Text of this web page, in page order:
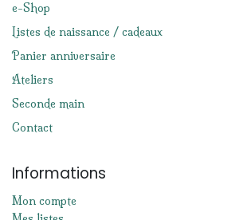
e-Shop
Listes de naissance / cadeaux
Panier anniversaire
Ateliers
Seconde main
Contact
Informations
Mon compte